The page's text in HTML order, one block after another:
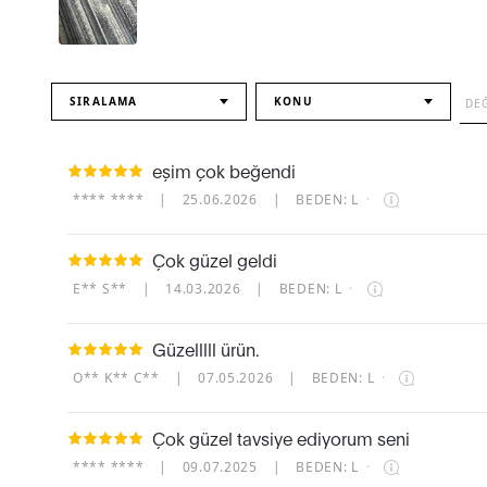
SIRALAMA KONU
eşim çok beğendi
**** **** | 25.06.2026 | BEDEN: L ·
Çok güzel geldi
E** S** | 14.03.2026 | BEDEN: L ·
Güzelllll ürün.
O** K** C** | 07.05.2026 | BEDEN: L ·
Çok güzel tavsiye ediyorum seni
**** **** | 09.07.2025 | BEDEN: L ·